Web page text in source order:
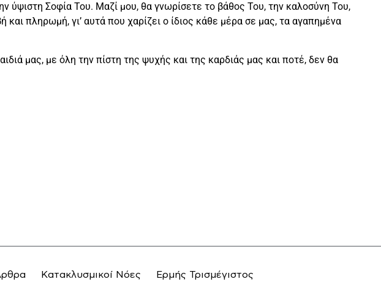
ύψιστη Σοφία Του. Μαζί μου, θα γνωρίσετε το βάθος Του, την καλοσύνη Του,
και πληρωμή, γι’ αυτά που χαρίζει ο ίδιος κάθε μέρα σε μας, τα αγαπημένα
μας, με όλη την πίστη της ψυχής και της καρδιάς μας και ποτέ, δεν θα
Κατακλυσμικοί Νόες Ερμής Τρισμέγιστος